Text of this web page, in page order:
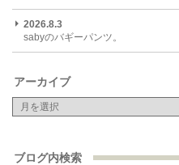
2026.8.3
sabyのバギーパンツ。
アーカイブ
ブログ内検索